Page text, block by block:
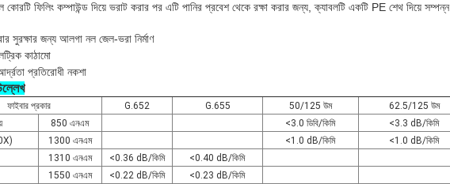
কোরটি ফিলিং কম্পাউন্ড দিয়ে ভরাট করার পর এটি পানির প্রবেশ থেকে রক্ষা করার জন্য, ক্যাবলটি একটি PE শেথ দিয়ে
সুরক্ষার জন্য আলগা নল জেল-ভরা নির্মাণ
কাঠামো
প্রতিরোধী নকশা
ফাইবার প্রকার G.652 G.655 50/125 উম
62.5/125 উম
850 এনএম <3.0 ডিবি/কিমি
<3.3 dB/কিমি
1300 এনএম <1.0 dB/কিমি
<1.0 dB/কিমি
1310 এনএম
<0.36 dB/কিমি
<0.40 dB/কিমি
1550 এনএম
<0.22 dB/কিমি <0.23 dB/কিমি